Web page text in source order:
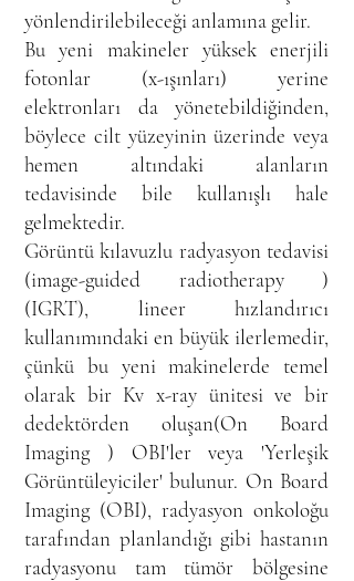
yönlendirilebileceği anlamına gelir.
Bu yeni makineler yüksek enerjili
fotonlar (x-ışınları) yerine
elektronları da yönetebildiğinden,
böylece cilt yüzeyinin üzerinde veya
hemen altındaki alanların
tedavisinde bile kullanışlı hale
gelmektedir.
Görüntü kılavuzlu radyasyon tedavisi
(image-guided radiotherapy )
(IGRT), lineer hızlandırıcı
kullanımındaki en büyük ilerlemedir,
çünkü bu yeni makinelerde temel
olarak bir Kv x-ray ünitesi ve bir
dedektörden oluşan(On Board
Imaging ) OBI'ler veya 'Yerleşik
Görüntüleyiciler' bulunur. On Board
Imaging (OBI), radyasyon onkoloğu
tarafından planlandığı gibi hastanın
radyasyonu tam tümör bölgesine